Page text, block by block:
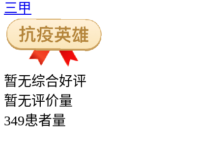
三甲
暂无综合好评
暂无评价量
349患者量